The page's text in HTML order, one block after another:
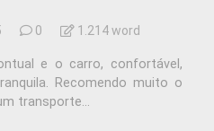
0 1.214 word
e o carro, confortável,
Recomendo muito o
transporte...